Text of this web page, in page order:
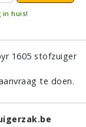
in huis!
1605 stofzuiger
te doen.